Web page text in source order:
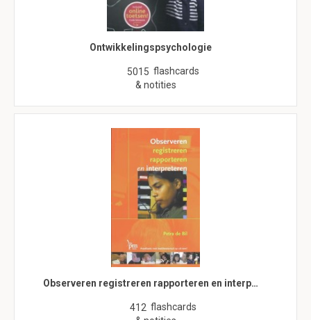
Ontwikkelingspsychologie
5015 flashcards
& notities
Observeren registreren rapporteren en interp…
412 flashcards